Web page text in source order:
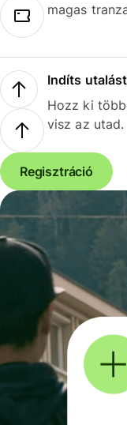
magas
Indíts
Hozz ki
visz az utad.
Regisztráció